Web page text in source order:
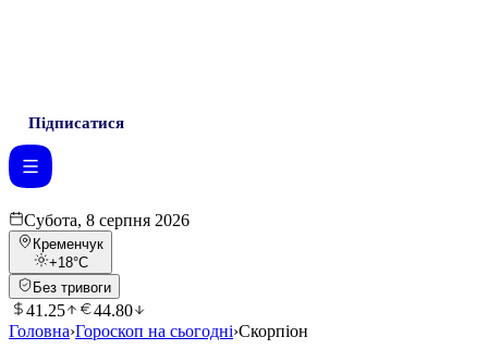
Підписатися
Субота, 8 серпня 2026
Кременчук
+18°C
Без тривоги
41.25
44.80
Головна›Гороскоп на сьогодні›Скорпіон